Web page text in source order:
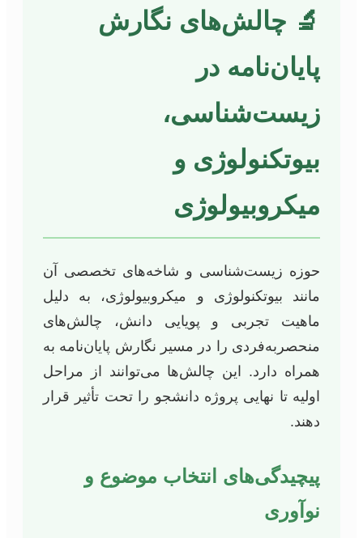
🔬 چالش‌های نگارش
پایان‌نامه در
زیست‌شناسی،
بیوتکنولوژی و
میکروبیولوژی
حوزه زیست‌شناسی و شاخه‌های تخصصی آن
مانند بیوتکنولوژی و میکروبیولوژی، به دلیل
ماهیت تجربی و پویایی دانش، چالش‌های
منحصربه‌فردی را در مسیر نگارش پایان‌نامه به
همراه دارد. این چالش‌ها می‌توانند از مراحل
اولیه تا نهایی پروژه دانشجو را تحت تأثیر قرار
دهند.
پیچیدگی‌های انتخاب موضوع و
نوآوری